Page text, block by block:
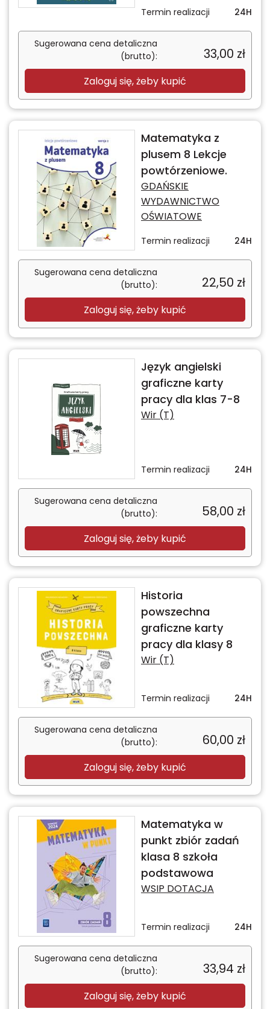
Termin realizacji 24H
Sugerowana cena detaliczna
(brutto):
33,00 zł
Zaloguj się, żeby kupić
Matematyka z
plusem 8 Lekcje
powtórzeniowe.
GDAŃSKIE
WYDAWNICTWO
OŚWIATOWE
Termin realizacji 24H
Sugerowana cena detaliczna
(brutto):
22,50 zł
Zaloguj się, żeby kupić
Język angielski
graficzne karty
pracy dla klas 7-8
Wir (T)
Termin realizacji 24H
Sugerowana cena detaliczna
(brutto):
58,00 zł
Zaloguj się, żeby kupić
Historia
powszechna
graficzne karty
pracy dla klasy 8
Wir (T)
Termin realizacji 24H
Sugerowana cena detaliczna
(brutto):
60,00 zł
Zaloguj się, żeby kupić
Matematyka w
punkt zbiór zadań
klasa 8 szkoła
podstawowa
WSIP DOTACJA
Termin realizacji 24H
Sugerowana cena detaliczna
(brutto):
33,94 zł
Zaloguj się, żeby kupić